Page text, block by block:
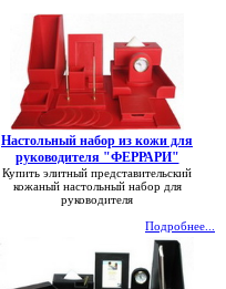
Настольный набор из кожи для
руководителя "ФЕРРАРИ"
Купить элитный представительский
кожаный настольный набор для
руководителя
Подробнее...